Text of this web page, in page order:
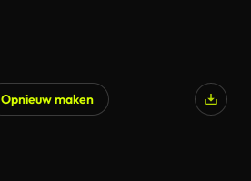
Opnieuw maken